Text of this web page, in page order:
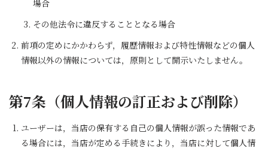
場合
その他法令に違反することとなる場合
前項の定めにかかわらず，履歴情報および特性情報などの個人
情報以外の情報については，原則として開示いたしません。
第7条（個人情報の訂正および削除）
ユーザーは，当店の保有する自己の個人情報が誤った情報であ
る場合には，当店が定める手続きにより，当店に対して個人情